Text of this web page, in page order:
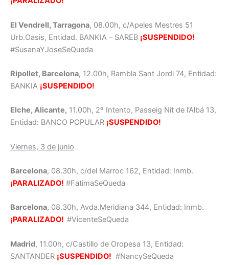
El Vendrell, Tarragona, 08.00h, c/Apeles Mestres 51
Urb.Oasis, Entidad. BANKIA – SAREB ¡SUSPENDIDO!
#SusanaYJoseSeQueda
Ripollet, Barcelona, 12.00h, Rambla Sant Jordi 74, Entidad:
BANKIA ¡SUSPENDIDO!
Elche, Alicante, 11.00h, 2º Intento, Passeig Nit de l’Albá 13,
Entidad: BANCO POPULAR ¡SUSPENDIDO!
Viernes, 3 de junio
Barcelona, 08.30h, c/del Marroc 162, Entidad: Inmb.
¡PARALIZADO! #FatimaSeQueda
Barcelona, 08.30h, Avda.Meridiana 344, Entidad: Inmb.
¡PARALIZADO! #VicenteSeQueda
Madrid, 11.00h, c/Castillo de Oropesa 13, Entidad:
SANTANDER ¡SUSPENDIDO! #NancySeQueda